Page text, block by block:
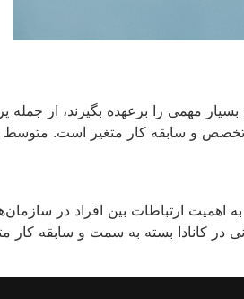
مهمی را برعهده بگیرند، از جمله
تخصص و سابقه کار متغیر است.
اهمیت ارتباطات بین افراد در
در کانادا بسته به سمت و سابقه کار